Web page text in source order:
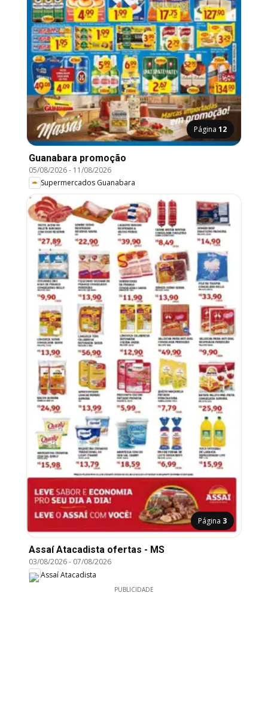
Página 12
Guanabara promoção
05/08/2026- 11/08/2026
Supermercados Guanabara
Página 3
Assaí Atacadista ofertas - MS
03/08/2026- 07/08/2026
Assaí Atacadista
PUBLICIDADE